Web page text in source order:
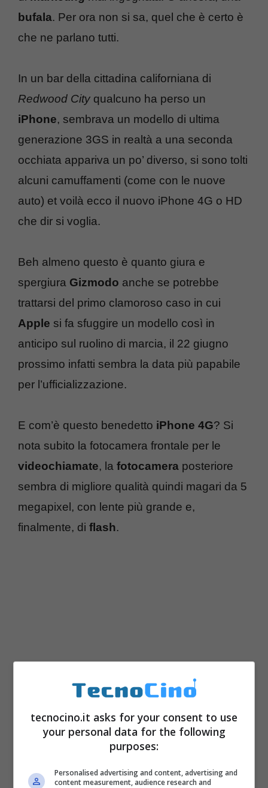
bufala. Per ora non si sa, quel che è certo è
che ne parlano tutti.
In un bar della cittadina californiana di
Redwood City qualcuno ha perso un
iPhone, sembrava un modello di ultima
generazione 3GS in realtà a una seconda
occhiata appariva un po’ diverso, si sono tolti
alcuni camuffamenti (come con le nuove
auto) et voilà ecco il nuovo iPhone 4G o HD
che dir si voglia.
Beh almeno questo è quanto giura e
spergiura Gizmodo anche se potrebbe
trattarsi del primo clamoroso caso in cui
Apple si fa sfuggire un modello così in
anticipo sul ruolino di marcia, il 22 giugno
prossimo infatti sembra la data più papabile
per l’ufficializzazione.
E com’è questo benedetto iPhone 4G? Si
nota subito la fotocamera frontale per le
videochiamate, la fotocamera posteriore
sembra di migliore qualità quindi magari da 5
megapixel, con lente più grande e,
finalmente, di flash.
sembra avere una più alta
iFrame, il nuovo standard video proprietario?
tecnocino.it asks for your consent to use
your personal data for the following
purposes:
Personalised advertising and content, advertising and
content measurement, audience research and